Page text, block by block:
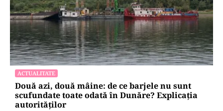
ACTUALITATE
Două azi, două mâine: de ce barjele nu sunt
scufundate toate odată în Dunăre? Explicația
autorităților